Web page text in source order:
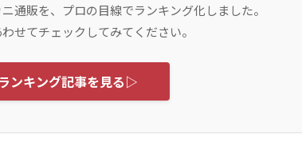
通販を、プロの目線でランキング化しました。
せてチェックしてみてください。
ランキング記事を見る▷